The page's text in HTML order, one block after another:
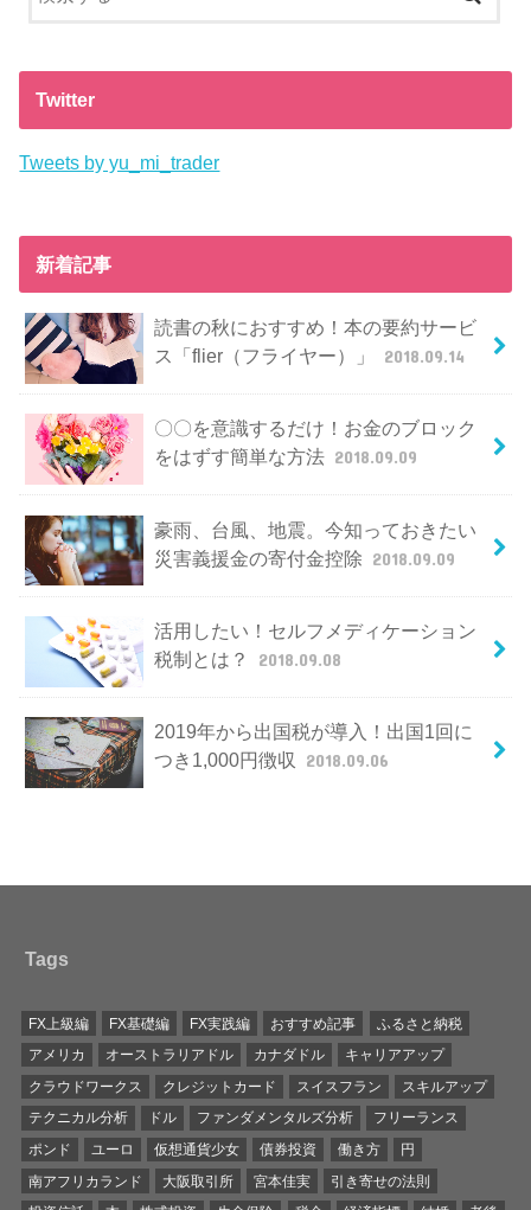
Twitter
Tweets by yu_mi_trader
新着記事
読書の秋におすすめ！本の要約サービ
ス「flier（フライヤー）」
2018.09.14
〇〇を意識するだけ！お金のブロック
をはずす簡単な方法 2018.09.09
豪雨、台風、地震。今知っておきたい
災害義援金の寄付金控除 2018.09.09
活用したい！セルフメディケーション
税制とは？
2018.09.08
2019年から出国税が導入！出国1回に
つき1,000円徴収
2018.09.06
Tags
FX上級編 FX基礎編 FX実践編 おすすめ記事
ふるさと納税
アメリカ
オーストラリアドル カナダドル
キャリアアップ
クラウドワークス
クレジットカード スイスフラン
スキルアップ
テクニカル分析
ドル ファンダメンタルズ分析
フリーランス
ポンド
ユーロ 仮想通貨少女 債券投資 働き方
円
南アフリカランド
大阪取引所 宮本佳実
引き寄せの法則